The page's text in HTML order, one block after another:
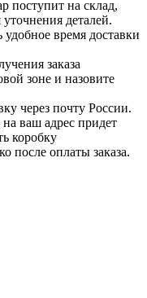
поступит на склад,
деталей.
время доставки
заказа
зоне и назовите
через почту России.
на ваш адрес придет
коробку
после оплаты заказа.